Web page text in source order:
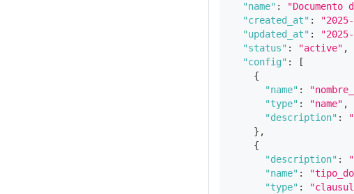
"name" :
"created_at" :
"updated_at" :
"status" : "active" ,
"config" :
[
{
"name" :
"type" : "name" ,
"description" :
} ,
{
"description" :
"name" :
"type" :